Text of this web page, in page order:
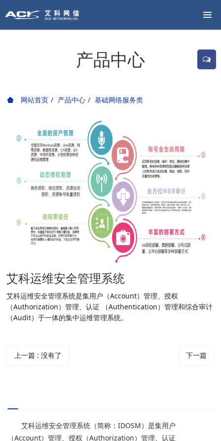
产品中心
网站首页 产品中心 基础网络服务类
艾科运维安全管理系统
艾科运维安全管理系统是集用户（Account）管理、授权
（Authorization）管理、认证 （Authentication）管理和综合审计
（Audit）于一体的集中运维管理系统。
上一篇 :没有了 下一篇
艾科运维安全管理系统（简称：IDOSM）是集用户
（Account）管理、授权（Authorization）管理、认证